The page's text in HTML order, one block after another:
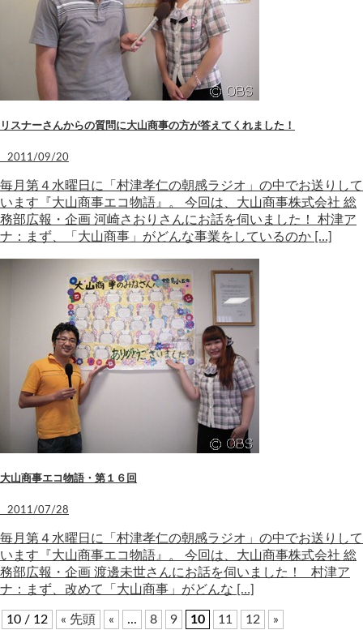
リスナーさんからの質問に大山商事の方が答えてくれました！
2011/09/20
毎月第４水曜日に「村津孝仁の朝感ラジオ」の中でお送りして
います『大山商事エコ物語』。 今回は、大山商事株式会社 総
務部広報・企画 河崎さおりさんにお話を伺いました！ 村津ア
ナ：まず、「大山商事」がどんな事業をしているのか […]
大山商事エコ物語・第１６回
2011/07/28
毎月第４水曜日に「村津孝仁の朝感ラジオ」の中でお送りして
います『大山商事エコ物語』。 今回は、大山商事株式会社 総
務部広報・企画 渡邊未世さんにお話を伺いました！ 村津ア
ナ：まず、改めて「大山商事」がどんな […]
10 / 12 « 先頭 « ... 8 9 10 11 12 »